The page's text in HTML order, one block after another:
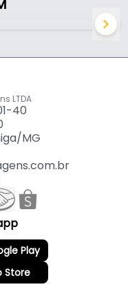
LTDA
40
MG
Play
Store